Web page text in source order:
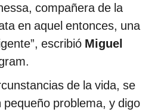
compañera de la
en aquel entonces, una
escribió Miguel
de la vida, se
problema, y digo